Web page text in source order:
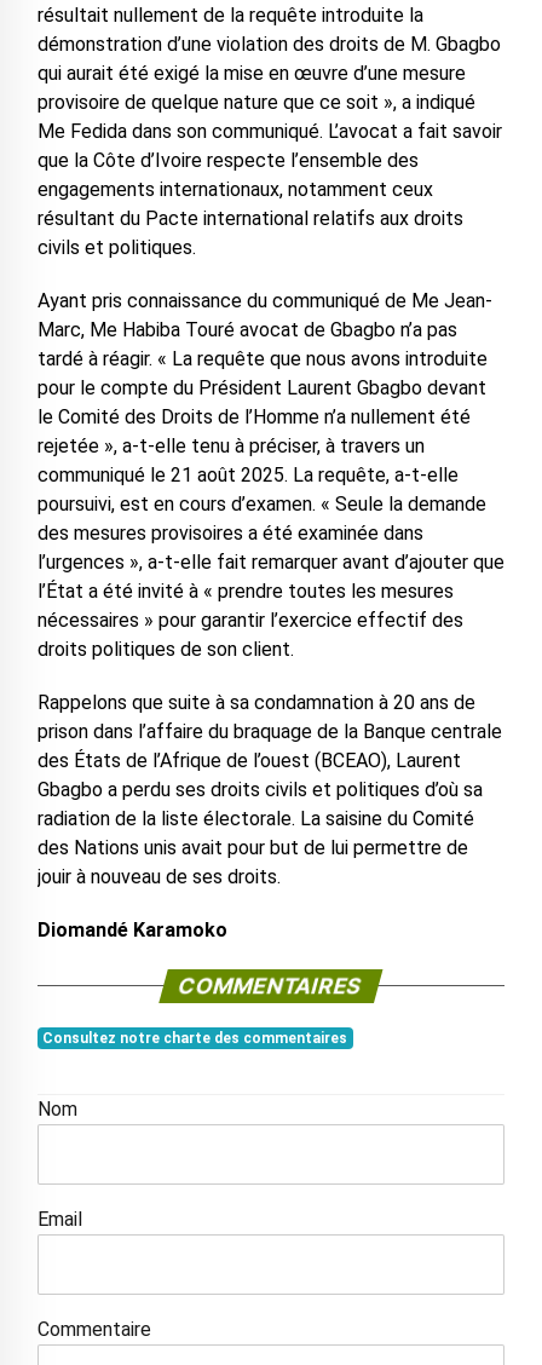
résultait nullement de la requête introduite la
démonstration d’une violation des droits de M. Gbagbo
qui aurait été exigé la mise en œuvre d’une mesure
provisoire de quelque nature que ce soit », a indiqué
Me Fedida dans son communiqué. L’avocat a fait savoir
que la Côte d’Ivoire respecte l’ensemble des
engagements internationaux, notamment ceux
résultant du Pacte international relatifs aux droits
civils et politiques.
Ayant pris connaissance du communiqué de Me Jean-
Marc, Me Habiba Touré avocat de Gbagbo n’a pas
tardé à réagir. « La requête que nous avons introduite
pour le compte du Président Laurent Gbagbo devant
le Comité des Droits de l’Homme n’a nullement été
rejetée », a-t-elle tenu à préciser, à travers un
communiqué le 21 août 2025. La requête, a-t-elle
poursuivi, est en cours d’examen. « Seule la demande
des mesures provisoires a été examinée dans
l’urgences », a-t-elle fait remarquer avant d’ajouter que
l’État a été invité à « prendre toutes les mesures
nécessaires » pour garantir l’exercice effectif des
droits politiques de son client.
Rappelons que suite à sa condamnation à 20 ans de
prison dans l’affaire du braquage de la Banque centrale
des États de l’Afrique de l’ouest (BCEAO), Laurent
Gbagbo a perdu ses droits civils et politiques d’où sa
radiation de la liste électorale. La saisine du Comité
des Nations unis avait pour but de lui permettre de
jouir à nouveau de ses droits.
Diomandé Karamoko
COMMENTAIRES
Consultez notre charte des commentaires
Nom
Email
Commentaire